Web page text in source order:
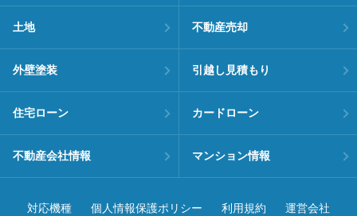
土地 不動産売却
外壁塗装 引越し見積もり
住宅ローン カードローン
不動産会社情報 マンション情報
対応機種 個人情報保護ポリシー 利用規約 運営会社